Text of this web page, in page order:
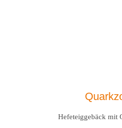
Hefeteiggebäck mit